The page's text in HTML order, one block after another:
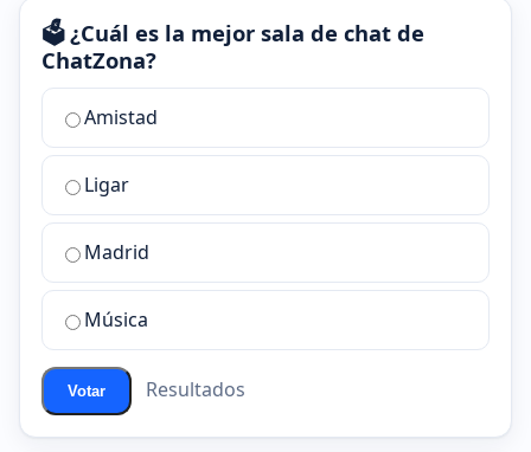
🗳️ ¿Cuál es la mejor sala de chat de
ChatZona?
¿Cuál
la
mejor
sala
chat
ChatZona?
Amistad
Ligar
Madrid
Música
Votar Resultados